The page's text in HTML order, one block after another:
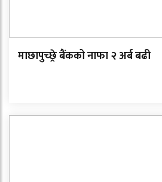
माछापुच्छ्रे बैंकको नाफा २ अर्ब बढी